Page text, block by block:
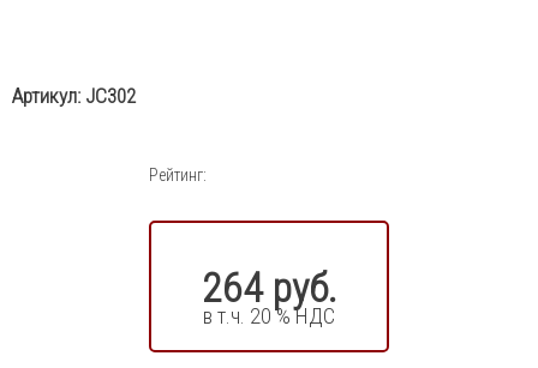
Артикул: JC302
Рейтинг:
264 руб.
в т.ч. 20 % НДС